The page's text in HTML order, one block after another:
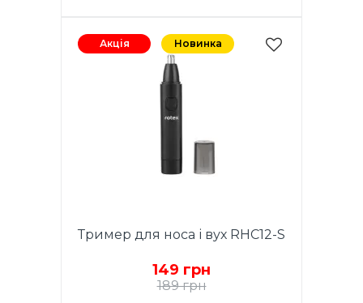
Акція Новинка
Тример для носа і вух RHC12-S
149 грн
189 грн